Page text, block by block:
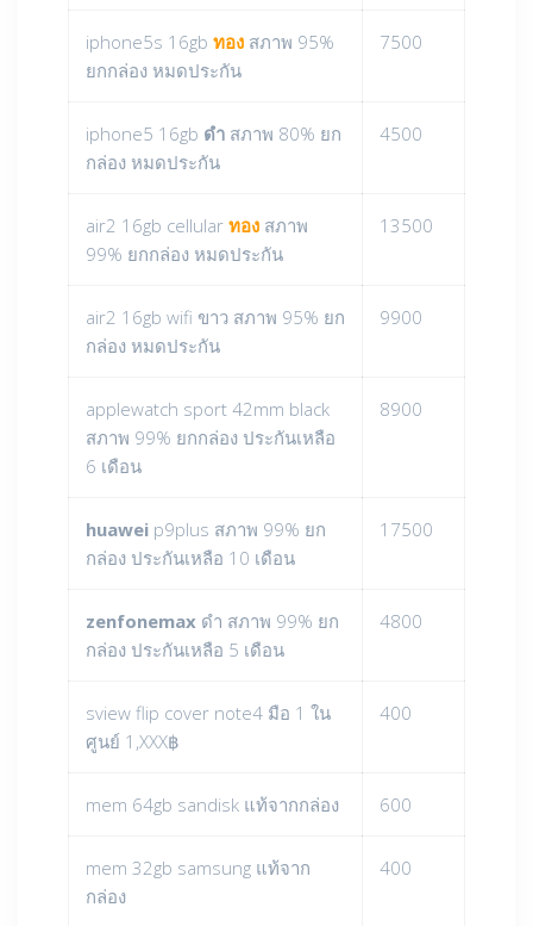
iphone5s 16gb ทอง สภาพ 95%
ยกกล่อง หมดประกัน
7500
iphone5 16gb ดำ สภาพ 80% ยก
กล่อง หมดประกัน
4500
air2 16gb cellular ทอง สภาพ
99% ยกกล่อง หมดประกัน
13500
air2 16gb wifi ขาว สภาพ 95% ยก
กล่อง หมดประกัน
9900
applewatch sport 42mm black
สภาพ 99% ยกกล่อง ประกันเหลือ
6 เดือน
8900
huawei p9plus สภาพ 99% ยก
กล่อง ประกันเหลือ 10 เดือน
17500
zenfonemax ดำ สภาพ 99% ยก
กล่อง ประกันเหลือ 5 เดือน
4800
sview flip cover note4 มือ 1 ใน
ศูนย์ 1,XXX฿
400
mem 64gb sandisk แท้จากกล่อง 600
mem 32gb samsung แท้จาก
กล่อง
400